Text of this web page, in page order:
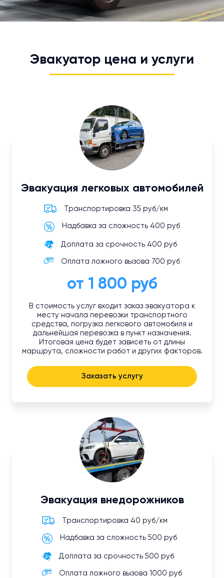
Эвакуатор цена и услуги
Эвакуация легковых автомобилей
Транспортировка 35 руб/км
Надбавка за сложность 400 руб
Доплата за срочность 400 руб
Оплата ложного вызова 700 руб
от 1 800 руб
В стоимость услуг входит заказ эвакуатора к
месту начала перевозки транспортного
средства, погрузка легкового автомобиля и
дальнейшая перевозка в пункт назначения.
Итоговая цена будет зависеть от длины
маршрута, сложности работ и других факторов.
Заказать услугу
Эвакуация внедорожников
Транспортировка 40 руб/км
Надбавка за сложность 500 руб
Доплата за срочность 500 руб
Оплата ложного вызова 1000 руб